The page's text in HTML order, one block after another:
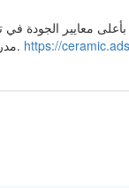
معايير الجودة في
مدرب يضمن تقديم الخدمة بشكل احترافي وسريع لجميع العملاء داخل الكويت. https://